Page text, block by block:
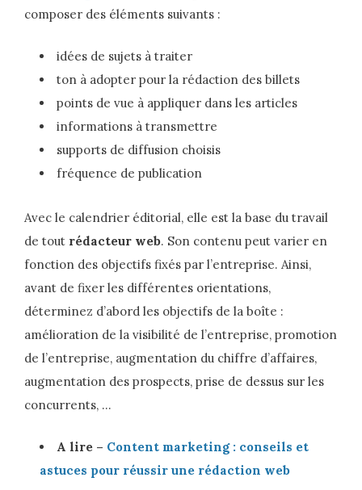
composer des éléments suivants :
idées de sujets à traiter
ton à adopter pour la rédaction des billets
points de vue à appliquer dans les articles
informations à transmettre
supports de diffusion choisis
fréquence de publication
Avec le calendrier éditorial, elle est la base du travail
de tout rédacteur web. Son contenu peut varier en
fonction des objectifs fixés par l’entreprise. Ainsi,
avant de fixer les différentes orientations,
déterminez d’abord les objectifs de la boîte :
amélioration de la visibilité de l’entreprise, promotion
de l’entreprise, augmentation du chiffre d’affaires,
augmentation des prospects, prise de dessus sur les
concurrents, …
A lire – Content marketing : conseils et
astuces pour réussir une rédaction web